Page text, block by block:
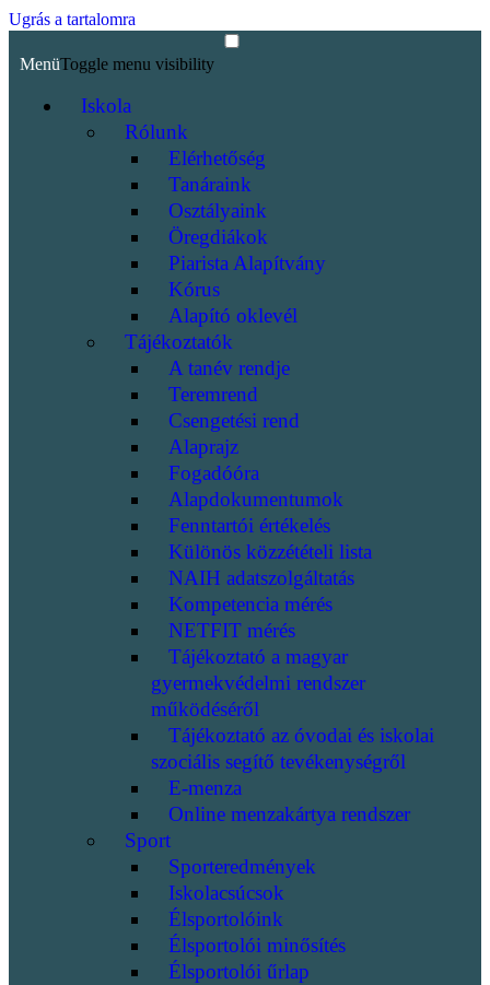
Ugrás a tartalomra
MenüToggle menu visibility
Iskola
Rólunk
Elérhetőség
Tanáraink
Osztályaink
Öregdiákok
Piarista Alapítvány
Kórus
Alapító oklevél
Tájékoztatók
A tanév rendje
Teremrend
Csengetési rend
Alaprajz
Fogadóóra
Alapdokumentumok
Fenntartói értékelés
Különös közzétételi lista
NAIH adatszolgáltatás
Kompetencia mérés
NETFIT mérés
Tájékoztató a magyar
gyermekvédelmi rendszer
működéséről
Tájékoztató az óvodai és iskolai
szociális segítő tevékenységről
E-menza
Online menzakártya rendszer
Sport
Sporteredmények
Iskolacsúcsok
Élsportolóink
Élsportolói minősítés
Élsportolói űrlap